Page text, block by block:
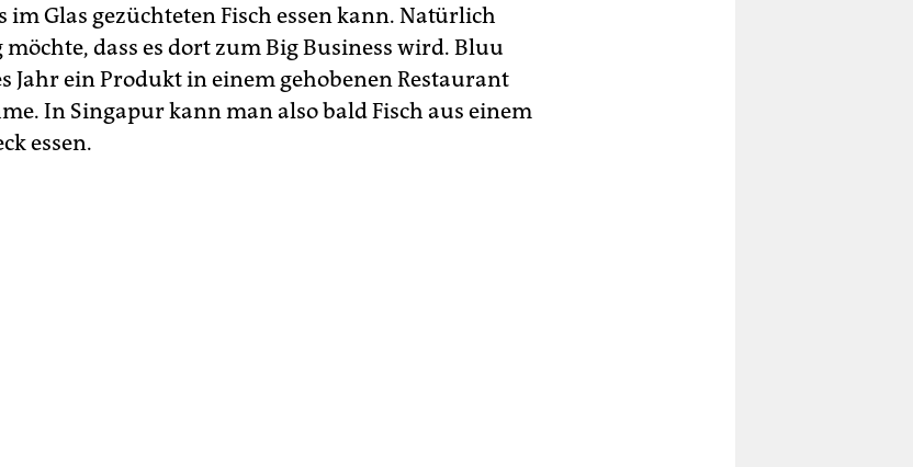
im Glas gezüchteten Fisch essen kann. Natürlich
dass es dort zum Big Business wird. Bluu
Jahr ein Produkt in einem gehobenen Restaurant
In Singapur kann man also bald Fisch aus einem
essen.